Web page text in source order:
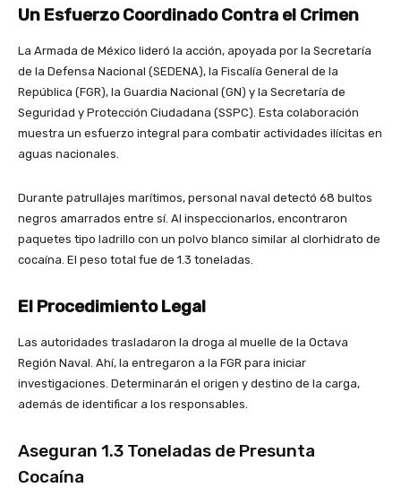
Un Esfuerzo Coordinado Contra el Crimen
La Armada de México lideró la acción, apoyada por la Secretaría
de la Defensa Nacional (SEDENA), la Fiscalía General de la
República (FGR), la Guardia Nacional (GN) y la Secretaría de
Seguridad y Protección Ciudadana (SSPC). Esta colaboración
muestra un esfuerzo integral para combatir actividades ilícitas en
aguas nacionales.
Durante patrullajes marítimos, personal naval detectó 68 bultos
negros amarrados entre sí. Al inspeccionarlos, encontraron
paquetes tipo ladrillo con un polvo blanco similar al clorhidrato de
cocaína. El peso total fue de 1.3 toneladas.
El Procedimiento Legal
Las autoridades trasladaron la droga al muelle de la Octava
Región Naval. Ahí, la entregaron a la FGR para iniciar
investigaciones. Determinarán el origen y destino de la carga,
además de identificar a los responsables.
Aseguran 1.3 Toneladas de Presunta
Cocaína